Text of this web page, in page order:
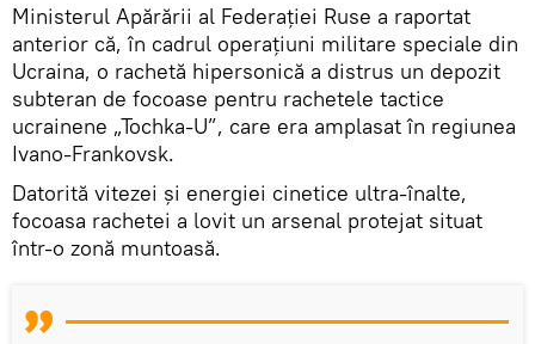
Ministerul Apărării al Federației Ruse a raportat
anterior că, în cadrul operațiuni militare speciale din
Ucraina, o rachetă hipersonică a distrus un depozit
subteran de focoase pentru rachetele tactice
ucrainene „Tochka-U”, care era amplasat în regiunea
Ivano-Frankovsk.
Datorită vitezei și energiei cinetice ultra-înalte,
focoasa rachetei a lovit un arsenal protejat situat
într-o zonă muntoasă.